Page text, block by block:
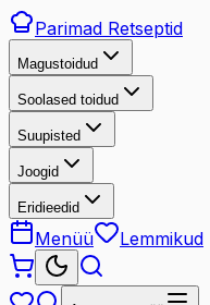
Parimad Retseptid
Magustoidud
Soolased toidud
Suupisted
Joogid
Eridieedid
Menüü Lemmikud